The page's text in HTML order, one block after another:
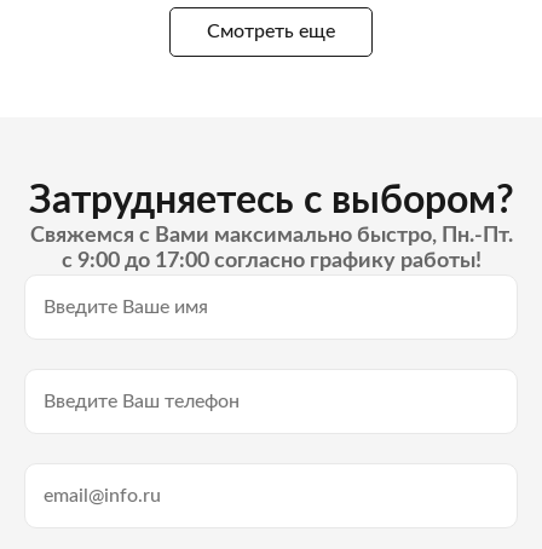
Смотреть еще
Затрудняетесь с выбором?
Свяжемся с Вами максимально быстро, Пн.-Пт.
с 9:00 до 17:00 согласно графику работы!